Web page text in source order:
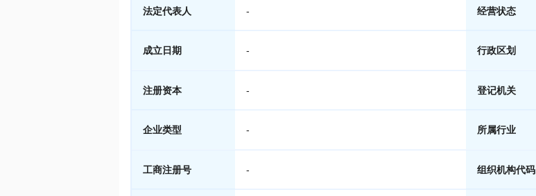
法定代表人 - 经营状态
成立日期 - 行政区划
注册资本 - 登记机关
企业类型 - 所属行业
工商注册号 - 组织机构代码